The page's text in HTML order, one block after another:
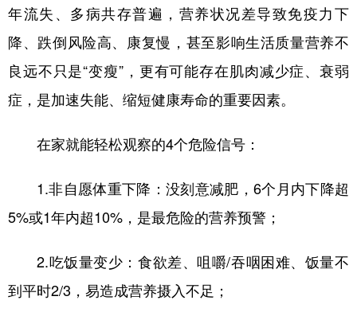
年流失、多病共存普遍，营养状况差导致免疫力下
降、跌倒风险高、康复慢，甚至影响生活质量营养不
良远不只是“变瘦”，更有可能存在肌肉减少症、衰弱
症，是加速失能、缩短健康寿命的重要因素。
在家就能轻松观察的4个危险信号：
1.非自愿体重下降：没刻意减肥，6个月内下降超
5%或1年内超10%，是最危险的营养预警；
2.吃饭量变少：食欲差、咀嚼/吞咽困难、饭量不
到平时2/3，易造成营养摄入不足；